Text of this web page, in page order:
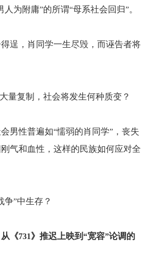
人为附庸”的所谓“母系社会回归”。
逞，肖同学一生尽毁，而诬告者将
量复制，社会将发生何种质变？
男性普遍如“懦弱的肖同学”，丧失
气和血性，这样的民族如何应对全
争”中生存？
《731》推迟上映到 “宽容”论调的